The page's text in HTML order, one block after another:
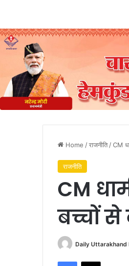
Home /राजनीति /CM
राजनीति
CM
बच्चों
Daily Uttarakhand
Facebook
X